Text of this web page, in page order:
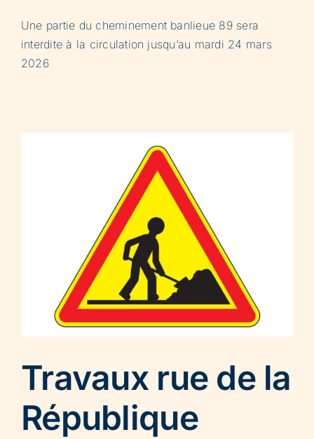
Une partie du cheminement banlieue 89 sera
interdite à la circulation jusqu’au mardi 24 mars
2026
Travaux rue de la
République